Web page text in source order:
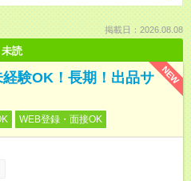
掲載日：2026.08.08
未読
NEW
経験OK！長期！出品サ
WEB登録・面接OK